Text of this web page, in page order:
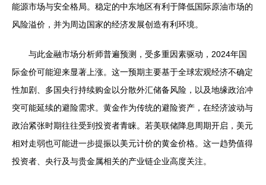
能源市场与安全格局。稳定的中东地区有利于降低国际原油市场的
风险溢价，并为周边国家的经济发展创造有利环境。
与此金融市场分析师普遍预测，受多重因素驱动，2024年国
际金价可能迎来显著上涨。这一预期主要基于全球宏观经济不确定
性加剧、多国央行持续购金以分散外汇储备风险，以及地缘政治冲
突可能延续的避险需求。黄金作为传统的避险资产，在经济波动与
政治紧张时期往往受到投资者青睐。若美联储降息周期开启，美元
相对走弱也可能进一步提振以美元计价的黄金价格。这一趋势值得
投资者、央行及与贵金属相关的产业链企业高度关注。